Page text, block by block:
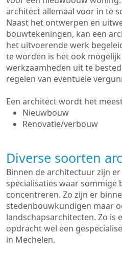
architect allemaal voor in te
Naast het ontwerpen en
bouwtekeningen, kan een
het uitvoerende werk
te worden is het ook
werkzaamheden uit te
regelen van eventuele
Een architect wordt het
Nieuwbouw
Renovatie/verbouw
Diverse soorten
Binnen de architectuur zijn
specialisaties waar sommige
concentreren. Zo zijn er
stedenbouwkundigen maar
landschapsarchitecten. Zo is
opdracht wel een
in Mechelen.